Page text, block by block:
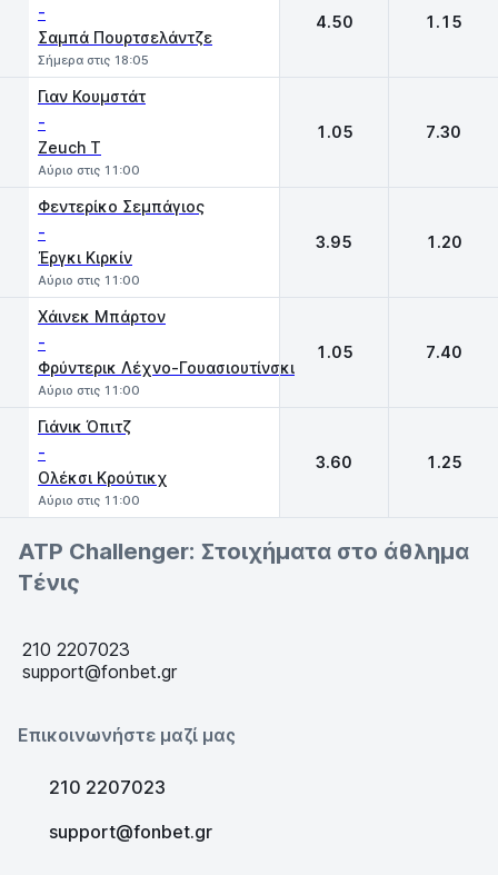
-
Σαμπά Πουρτσελάντζε
Σήμερα στις 18:05
4.50 1.15
Γιαν Κουμστάτ
-
Zeuch T
Αύριο στις 11:00
1.05 7.30
Φεντερίκο Σεμπάγιος
-
Έργκι Κιρκίν
Αύριο στις 11:00
3.95 1.20
Χάινεκ Μπάρτον
-
Φρύντερικ Λέχνο-Γουασιουτίνσκι
Αύριο στις 11:00
1.05 7.40
Γιάνικ Όπιτζ
-
Ολέκσι Κρούτικχ
Αύριο στις 11:00
3.60 1.25
ATP Challenger: Στοιχήματα στο άθλημα
Τένις
210 2207023
support@fonbet.gr
Επικοινωνήστε μαζί μας
210 2207023
support@fonbet.gr